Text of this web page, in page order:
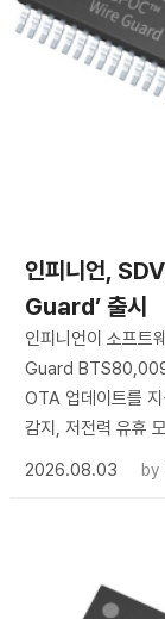
인피니언,
Guard’ 출시
인피니언이 소프트
Guard
OTA 업데이트를
감지, 저전력 유휴
2026.08.03
by